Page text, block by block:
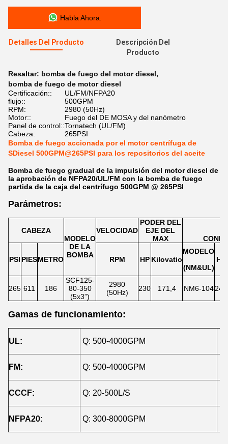
Habla Ahora.
Detalles Del Producto
Descripción Del
Producto
Resaltar: bomba de fuego del motor diesel,
bomba de fuego de motor diesel
Certificación::
UL/FM/NFPA20
flujo::
500GPM
RPM:
2980 (50Hz)
Motor::
Fuego del DE MOSA y del nanómetro
Panel de control::Tornatech (UL/FM)
Cabeza:
265PSI
Bomba de fuego accionada por el motor centrífuga de
SDiesel 500GPM@265PSI para los repositorios del aceite
Bomba de fuego gradual de la impulsión del motor diesel de
la aprobación de NFPA20/UL/FM con la bomba de fuego
partida de la caja del centrífugo 500GPM @ 265PSI
Parámetros:
CABEZA
MODELO
DE LA
BOMBA
VELOCIDAD
PODER DEL
EJE DEL
MAX
PSI PIESMETRO RPM HP Kilovatio
MODELO
(NM&UL)
HP
265 611 186
SCF125-
80-350
(5x3”)
2980
(50Hz)
230 171,4 NM6-104 240
Gamas de funcionamiento:
UL: Q: 500-4000GPM
FM: Q: 500-4000GPM
CCCF: Q: 20-500L/S
NFPA20: Q: 300-8000GPM